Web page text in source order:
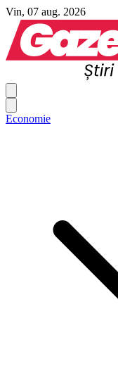
Vin, 07 aug. 2026
Economie